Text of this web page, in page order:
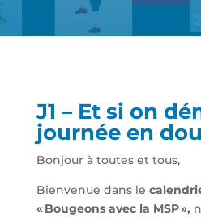
J1 – Et si on
journée en
Bonjour à toutes et tous,
Bienvenue dans le
«Bougeons avec la MSP»,